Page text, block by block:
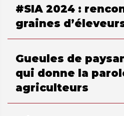
#SIA 2024 :
graines
Gueules de
qui donne la
agriculteurs